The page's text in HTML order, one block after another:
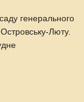
генерального
Люту.